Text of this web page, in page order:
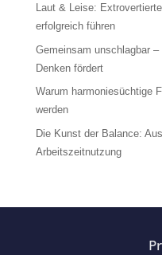
Laut & Leise:
erfolgreich führen
Gemeinsam unschlagbar
Denken fördert
Warum harmoniesüchtige
werden
Die Kunst der Balance:
Arbeitszeitnutzung